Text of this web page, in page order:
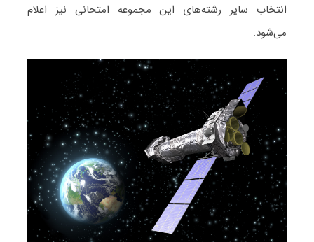
انتخاب سایر رشته‌های این مجموعه امتحانی نیز اعلام
می‌شود.